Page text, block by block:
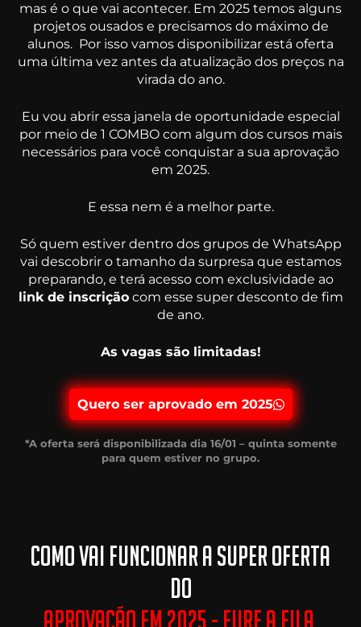
mas é o que vai acontecer. Em 2025 temos alguns
projetos ousados e precisamos do máximo de
alunos. Por isso vamos disponibilizar está oferta
uma última vez antes da atualização dos preços na
virada do ano.
Eu vou abrir essa janela de oportunidade especial
por meio de 1 COMBO com algum dos cursos mais
necessários para você conquistar a sua aprovação
em 2025.
E essa nem é a melhor parte.
Só quem estiver dentro dos grupos de WhatsApp
vai descobrir o tamanho da surpresa que estamos
preparando, e terá acesso com exclusividade ao
link de inscriçãocom esse super desconto de fim
de ano.
As vagas são limitadas!
Quero ser aprovado em 2025
*A oferta será disponibilizada dia 16/01 – quinta somente
para quem estiver no grupo.
Como Vai Funcionar A Super Oferta
Do
Aprovação Em 2025 - Fure A Fila.